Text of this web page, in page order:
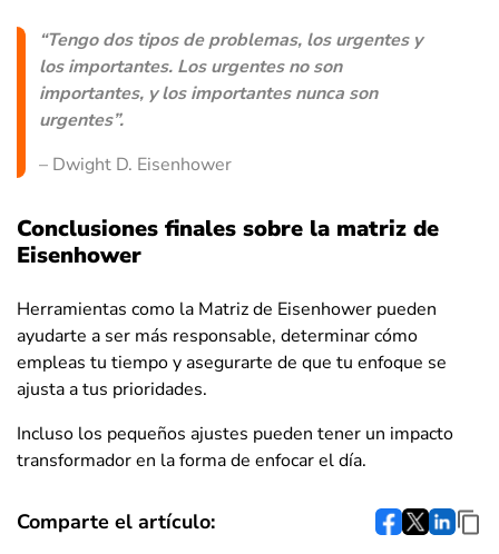
“Tengo dos tipos de problemas, los urgentes y
los importantes. Los urgentes no son
importantes, y los importantes nunca son
urgentes”.
– Dwight D. Eisenhower
Conclusiones finales sobre la matriz de
Eisenhower
Herramientas como la Matriz de Eisenhower pueden
ayudarte a ser más responsable, determinar cómo
empleas tu tiempo y asegurarte de que tu enfoque se
ajusta a tus prioridades.
Incluso los pequeños ajustes pueden tener un impacto
transformador en la forma de enfocar el día.
Comparte el artículo: